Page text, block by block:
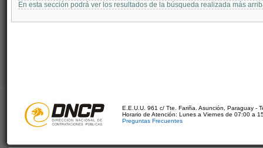
En esta sección podrá ver los resultados de la búsqueda realizada más
E.E.U.U. 961 c/ Tte. Fariña. Asunción, Paraguay -
Horario de Atención: Lunes a Viernes de 07:00 a
Preguntas Frecuentes